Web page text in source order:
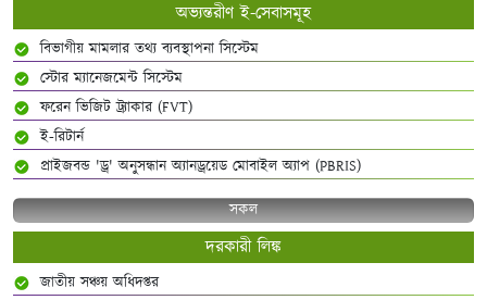
অভ্যন্তরীণ ই-সেবাসমূহ
বিভাগীয় মামলার তথ্য ব্যবস্থাপনা সিস্টেম
স্টোর ম্যানেজমেন্ট সিস্টেম
ফরেন ভিজিট ট্র্যাকার (FVT)
ই-রিটার্ন
প্রাইজবন্ড 'ড্র' অনুসন্ধান অ্যানড্রয়েড মোবাইল অ্যাপ (PBRIS)
সকল
দরকারী লিঙ্ক
জাতীয় সঞ্চয় অধিদপ্তর